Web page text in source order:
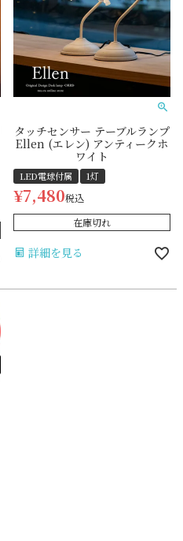
タッチセンサー テーブルランプ
Ellen (エレン) アンティークホ
ワイト
LED電球付属 1灯
¥7,480税込
在庫切れ
詳細を見る